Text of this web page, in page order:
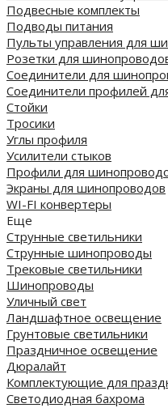
Подвесные комплекты
Подводы питания
Пульты управления для
Розетки для
Соединители для
Соединители профилей
Стойки
Тросики
Углы профиля
Усилители стыков
Профили для
Экраны для шинопроводов
WI-FI конвертеры
Еще
Струнные светильники
Струнные шинопроводы
Трековые светильники
Шинопроводы
Уличный свет
Ландшафтное освещение
Грунтовые светильники
Праздничное освещение
Дюралайт
Комплектующие для
Светодиодная бахрома